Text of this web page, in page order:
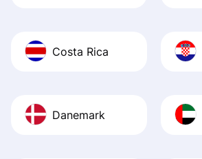
Costa Rica
Danemark